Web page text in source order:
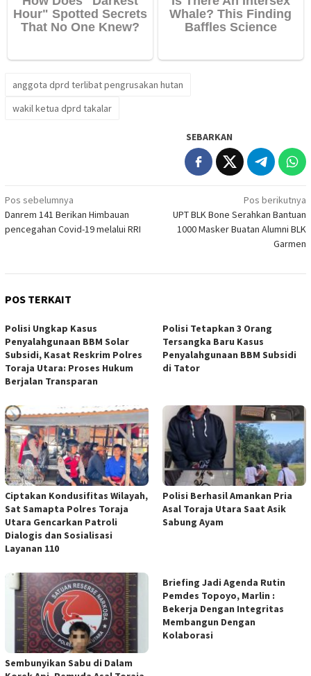
anggota dprd terlibat pengrusakan hutan
wakil ketua dprd takalar
SEBARKAN
Navigasi
pos
Pos sebelumnya
Danrem 141 Berikan Himbauan
pencegahan Covid-19 melalui RRI
Pos berikutnya
UPT BLK Bone Serahkan Bantuan
1000 Masker Buatan Alumni BLK
Garmen
POS TERKAIT
Polisi Ungkap Kasus
Penyalahgunaan BBM Solar
Subsidi, Kasat Reskrim Polres
Toraja Utara: Proses Hukum
Berjalan Transparan
Polisi Tetapkan 3 Orang
Tersangka Baru Kasus
Penyalahgunaan BBM Subsidi
di Tator
Ciptakan Kondusifitas Wilayah,
Sat Samapta Polres Toraja
Utara Gencarkan Patroli
Dialogis dan Sosialisasi
Layanan 110
Polisi Berhasil Amankan Pria
Asal Toraja Utara Saat Asik
Sabung Ayam
Sembunyikan Sabu di Dalam
Briefing Jadi Agenda Rutin
Pemdes Topoyo, Marlin :
Bekerja Dengan Integritas
Membangun Dengan
Kolaborasi